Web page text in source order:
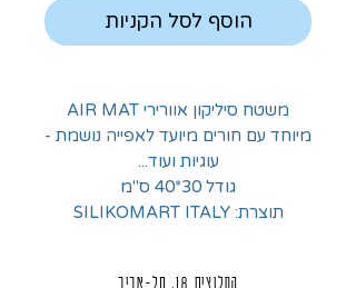
הוסף לסל הקניות
משטח סיליקון אוורירי AIR MAT
מיוחד עם חורים מיועד לאפייה נושמת -
עוגיות ועוד...
גודל 30*40 ס"מ
תוצרת: SILIKOMART ITALY
החלוצים 18, תל-אביב